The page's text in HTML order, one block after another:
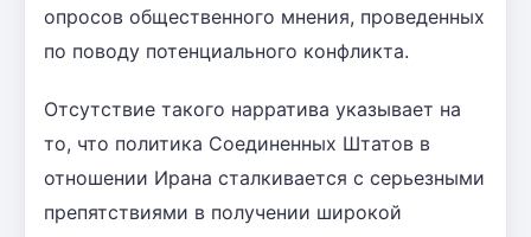
опросов общественного мнения, проведенных
по поводу потенциального конфликта.
Отсутствие такого нарратива указывает на
то, что политика Соединенных Штатов в
отношении Ирана сталкивается с серьезными
препятствиями в получении широкой